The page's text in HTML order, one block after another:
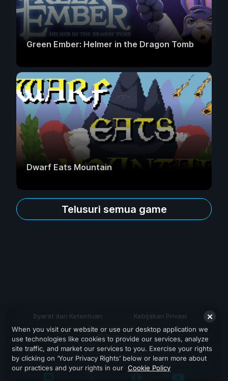
Green Ember: Helmer in the Dragon Tomb
Dwarf Eats Mountain
Telusuri semua game
Syarat dan Ketentuan Kebijakan Privasi
Dukungan
When you visit our website or use our desktop application we
use technologies like cookies to provide our services, analyze
site traffic, and market our services to you. Exercise your rights
by clicking on ‘Your Privacy Rights’ below or learn more about
our practices and your rights in our Cookie Policy